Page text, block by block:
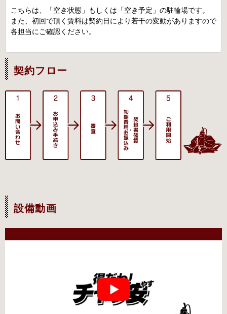
こちらは、「空き状態」もしくは「空き予定」の駐輪場です。
また、初回で頂く賃料は契約日により若干の変動がありますので
各担当にご確認ください。
契約フロー
設備動画